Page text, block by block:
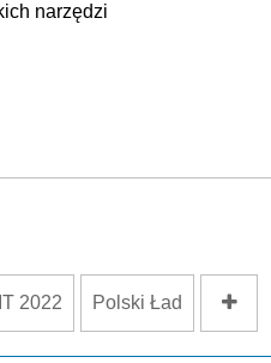
narzędzi
2022 Polski Ład